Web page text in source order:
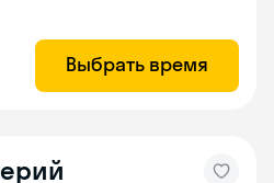
Выбрать время